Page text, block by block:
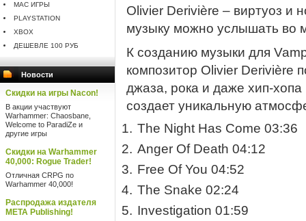
MAC ИГРЫ
PLAYSTATION
XBOX
ДЕШЕВЛЕ 100 РУБ
Новости
Скидки на игры Nacon!
В акции участвуют
Warhammer: Chaosbane,
Welcome to ParadiZe и
другие игры
Скидки на Warhammer
40,000: Rogue Trader!
Отличная CRPG по
Warhammer 40,000!
Распродажа издателя
META Publishing!
Olivier Derivière – виртуоз и
музыку можно услышать во
К созданию музыки для
композитор Olivier
джаза, рока и даже хип-
создает уникальную
The Night Has Come 03:36
Anger Of Death 04:12
Free Of You 04:52
The Snake 02:24
Investigation 01:59